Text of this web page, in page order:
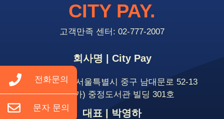
전화문의
문자 문의
회사명 | City Pay
주소 | 04535 서울특별시 중구 남대문로 52-13
(명동2가) 중정도서관 빌딩 301호
대표 | 박영하
CITY PAY.
고객만족 센터: 02-777-2007